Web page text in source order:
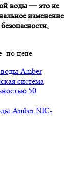
воды — это не
изменение
по цене
Amber NIC-